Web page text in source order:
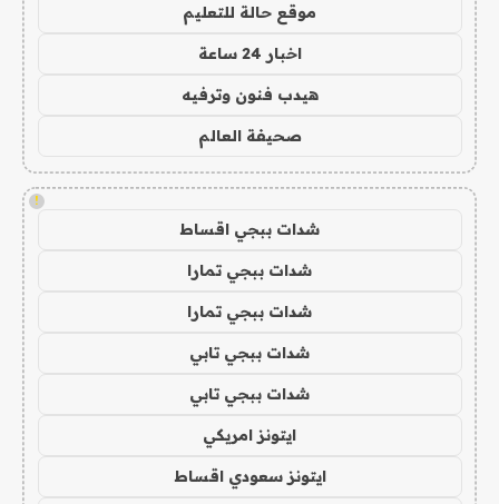
موقع حالة للتعليم
اخبار 24 ساعة
هيدب فنون وترفيه
صحيفة العالم
!
شدات ببجي اقساط
شدات ببجي تمارا
شدات ببجي تمارا
شدات ببجي تابي
شدات ببجي تابي
ايتونز امريكي
ايتونز سعودي اقساط